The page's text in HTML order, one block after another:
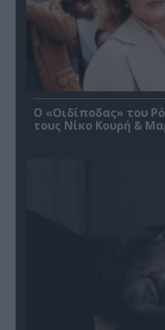
O «Οιδίποδας» του
τους Νίκο Κουρή &